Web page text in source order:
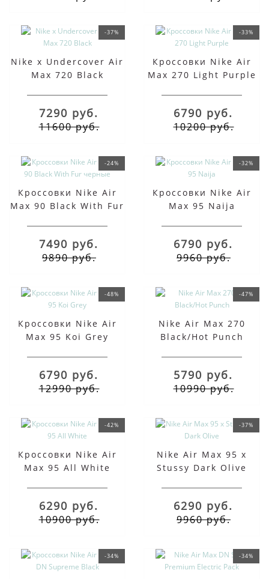
-37%
Nike x Undercover Air
Max 720 Black
7290 руб.
11600 руб.
-33%
Кроссовки Nike Air
Max 270 Light Purple
6790 руб.
10200 руб.
-24%
Кроссовки Nike Air
Max 90 Black With Fur
7490 руб.
9890 руб.
-32%
Кроссовки Nike Air
Max 95 Naija
6790 руб.
9960 руб.
-48%
Кроссовки Nike Air
Max 95 Koi Grey
6790 руб.
12990 руб.
-47%
Nike Air Max 270
Black/Hot Punch
5790 руб.
10990 руб.
-42%
Кроссовки Nike Air
Max 95 All White
6290 руб.
10900 руб.
-37%
Nike Air Max 95 x
Stussy Dark Olive
6290 руб.
9960 руб.
-34% -34%